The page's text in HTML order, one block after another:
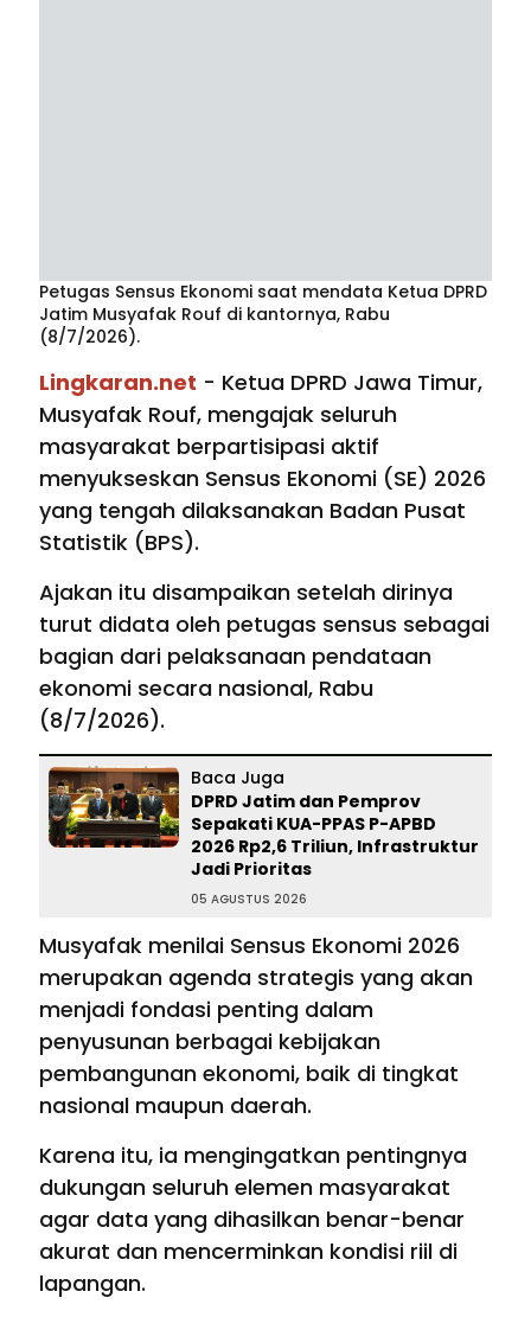
Petugas Sensus Ekonomi saat mendata Ketua DPRD
Jatim Musyafak Rouf di kantornya, Rabu
(8/7/2026).
Lingkaran.net - Ketua DPRD Jawa Timur,
Musyafak Rouf, mengajak seluruh
masyarakat berpartisipasi aktif
menyukseskan Sensus Ekonomi (SE) 2026
yang tengah dilaksanakan Badan Pusat
Statistik (BPS).
Ajakan itu disampaikan setelah dirinya
turut didata oleh petugas sensus sebagai
bagian dari pelaksanaan pendataan
ekonomi secara nasional, Rabu
(8/7/2026).
Baca Juga
DPRD Jatim dan Pemprov
Sepakati KUA-PPAS P-APBD
2026 Rp2,6 Triliun, Infrastruktur
Jadi Prioritas
05 AGUSTUS 2026
Musyafak menilai Sensus Ekonomi 2026
merupakan agenda strategis yang akan
menjadi fondasi penting dalam
penyusunan berbagai kebijakan
pembangunan ekonomi, baik di tingkat
nasional maupun daerah.
Karena itu, ia mengingatkan pentingnya
dukungan seluruh elemen masyarakat
agar data yang dihasilkan benar-benar
akurat dan mencerminkan kondisi riil di
lapangan.